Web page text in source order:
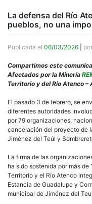
La defensa del Río
pueblos, no una
Publicada el 06/03/2026 por
Compartimos este
Afectados por la Minería
Territorio y del Río Atenco
El pasado 3 de febrero, se
diferentes autoridades
por 79 organizaciones,
cancelación del proyecto de
Jiménez del Teúl y
La firma de las
ha sido sostenida por más
Territorio y el Río Atenco
Estancia de Guadalupe y
municipal de Jiménez del